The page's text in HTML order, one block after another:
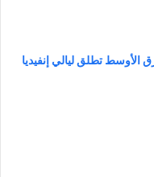
الأوسط تطلق ليالي إنفيديا